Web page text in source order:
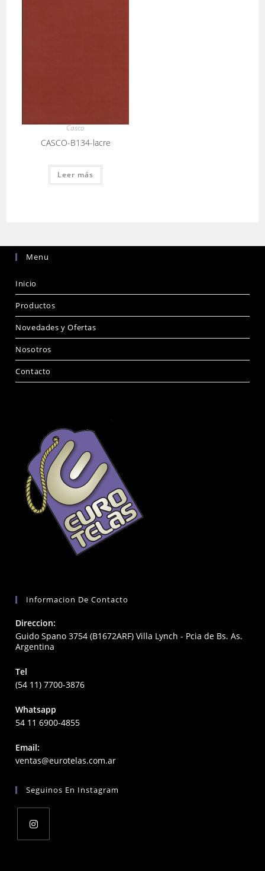
Casco
CASCO-B134-lacre
Leer más
Menu
Inicio
Productos
Novedades y Ofertas
Nosotros
Contacto
Informacion De Contacto
Direccion:
Guido Spano 3754 (B1672ARF) Villa Lynch - Pcia de Bs. As.
Argentina
Tel
(54 11) 7700-3876
Whatsapp
54 11 6900-4855
Email:
ventas@eurotelas.com.arOpens
application
Seguinos En Instagram